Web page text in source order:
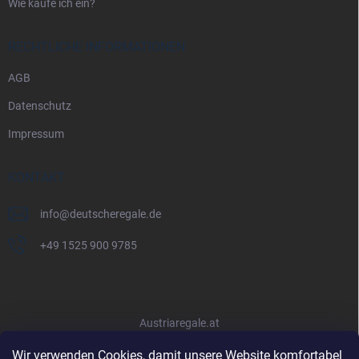
Wir verwenden Cookies, damit unsere Website komfortabel
Wie kaufe ich ein?
RECHTLICHE INFORMATIONEN
AGB
Datenschutz
Impressum
KONTAKT
info@deutscheregale.de
+49 1525 900 9785
Austriaregale.at